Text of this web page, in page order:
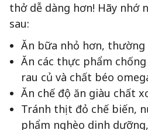
thở dễ dàng hơn! Hãy nhớ
sau:
Ăn bữa nhỏ hơn, thường
Ăn các thực phẩm
rau củ và chất béo
Ăn chế độ ăn giàu chất
Tránh thịt đỏ chế biến,
phẩm nghèo dinh